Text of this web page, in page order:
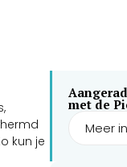
kun je
met de
Meer